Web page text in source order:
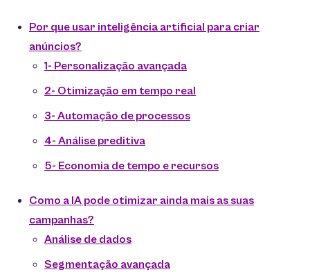
Por que usar inteligência artificial para criar
anúncios?
1- Personalização avançada
2- Otimização em tempo real
3- Automação de processos
4- Análise preditiva
5- Economia de tempo e recursos
Como a IA pode otimizar ainda mais as suas
campanhas?
Análise de dados
Segmentação avançada